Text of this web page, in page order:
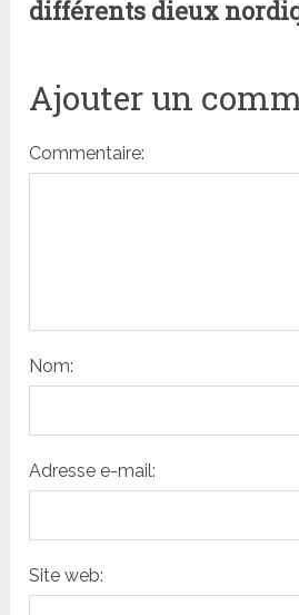
différents dieux
Ajouter un
Commentaire:
Nom:
Adresse e-mail:
Site web: